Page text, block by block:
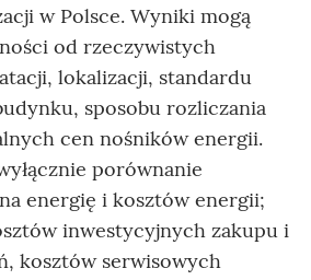
w Polsce. Wyniki mogą
od rzeczywistych
lokalizacji, standardu
sposobu rozliczania
cen nośników energii.
porównanie
energię i kosztów energii;
inwestycyjnych zakupu i
kosztów serwisowych